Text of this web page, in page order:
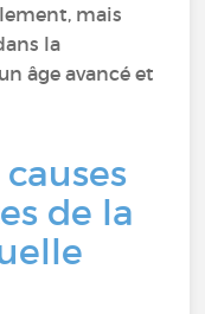
mais
la
âge avancé et
de la